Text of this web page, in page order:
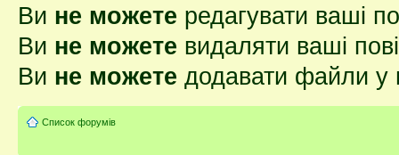
Ви не можете редагувати ваші
Ви не можете видаляти ваші
Ви не можете додавати файли у
Список форумів